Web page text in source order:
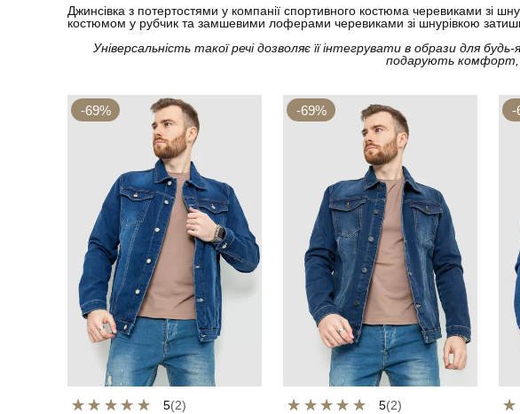
Джинсівка з потертостями у компанії спортивного костюма черевиками зі
костюмом у рубчик та замшевими лоферами черевиками зі шнурівкою
Універсальність такої речі дозволяє її інтегрувати в образи для
подарують комфорт,
-69%
5(2)
-69%
5(2)
-